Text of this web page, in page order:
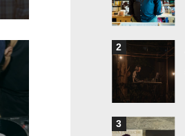
2
3